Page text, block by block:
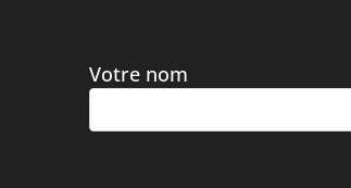
Votre nom